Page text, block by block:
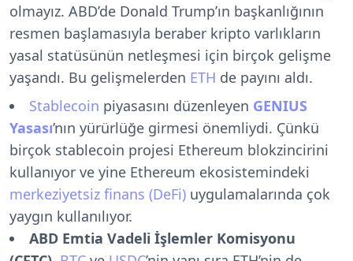
olmayız. ABD’de Donald Trump’ın başkanlığının
resmen başlamasıyla beraber kripto varlıkların
yasal statüsünün netleşmesi için birçok gelişme
yaşandı. Bu gelişmelerden ETH de payını aldı.
Stablecoin piyasasını düzenleyen GENIUS
Yasası’nın yürürlüğe girmesi önemliydi. Çünkü
birçok stablecoin projesi Ethereum blokzincirini
kullanıyor ve yine Ethereum ekosistemindeki
merkeziyetsiz finans (DeFi) uygulamalarında çok
yaygın kullanılıyor.
ABD Emtia Vadeli İşlemler Komisyonu